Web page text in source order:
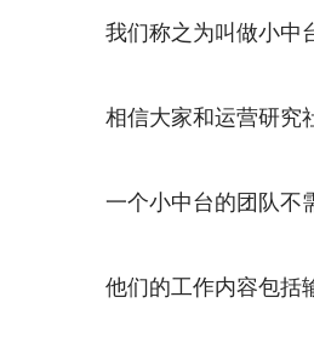
我们称之为叫做小中
相信大家和运营研究
一个小中台的团队不
他们的工作内容包括